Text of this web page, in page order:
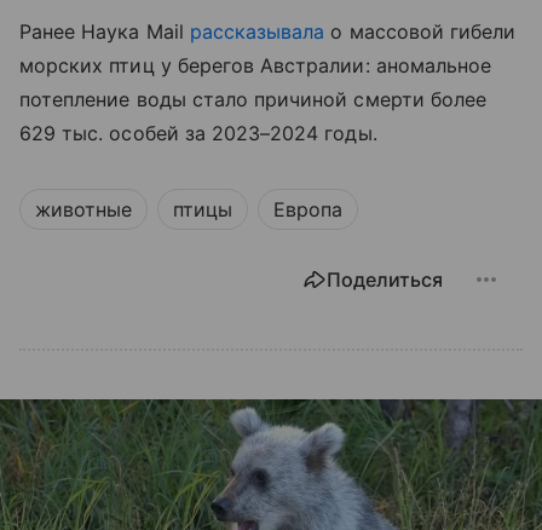
Ранее Наука Mail рассказывала о массовой гибели
морских птиц у берегов Австралии: аномальное
потепление воды стало причиной смерти более
629 тыс. особей за 2023–2024 годы.
животные птицы Европа
Поделиться